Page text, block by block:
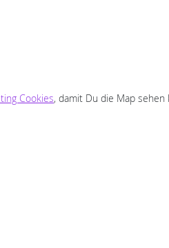
Cookies, damit Du die Map sehen